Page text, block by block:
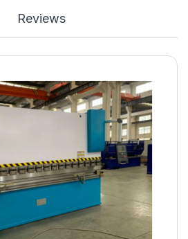
Reviews